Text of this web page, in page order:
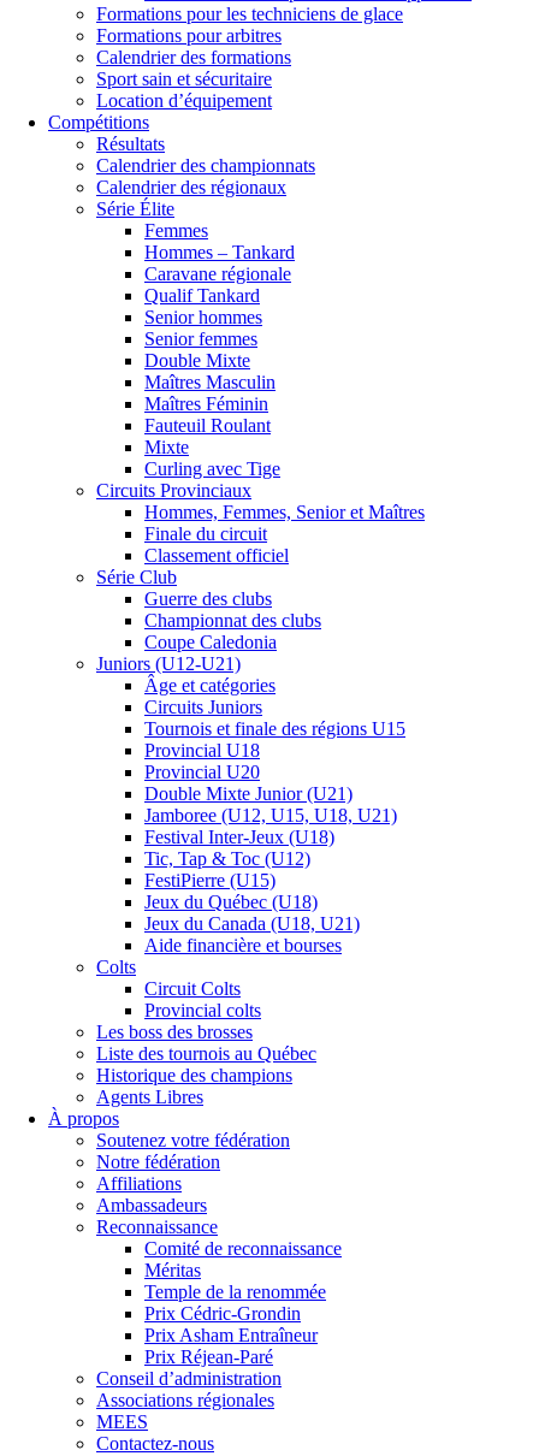
Formations pour les techniciens de glace
Formations pour arbitres
Calendrier des formations
Sport sain et sécuritaire
Location d’équipement
Compétitions
Résultats
Calendrier des championnats
Calendrier des régionaux
Série Élite
Femmes
Hommes – Tankard
Caravane régionale
Qualif Tankard
Senior hommes
Senior femmes
Double Mixte
Maîtres Masculin
Maîtres Féminin
Fauteuil Roulant
Mixte
Curling avec Tige
Circuits Provinciaux
Hommes, Femmes, Senior et Maîtres
Finale du circuit
Classement officiel
Série Club
Guerre des clubs
Championnat des clubs
Coupe Caledonia
Juniors (U12-U21)
Âge et catégories
Circuits Juniors
Tournois et finale des régions U15
Provincial U18
Provincial U20
Double Mixte Junior (U21)
Jamboree (U12, U15, U18, U21)
Festival Inter-Jeux (U18)
Tic, Tap & Toc (U12)
FestiPierre (U15)
Jeux du Québec (U18)
Jeux du Canada (U18, U21)
Aide financière et bourses
Colts
Circuit Colts
Provincial colts
Les boss des brosses
Liste des tournois au Québec
Historique des champions
Agents Libres
À propos
Soutenez votre fédération
Notre fédération
Affiliations
Ambassadeurs
Reconnaissance
Comité de reconnaissance
Méritas
Temple de la renommée
Prix Cédric-Grondin
Prix Asham Entraîneur
Prix Réjean-Paré
Conseil d’administration
Associations régionales
MEES
Contactez-nous